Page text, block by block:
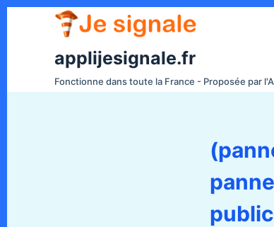
e
applijesignale.fr
Fonctionne dans toute la France - Proposée par